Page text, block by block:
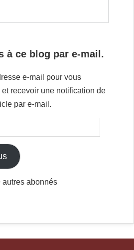
à ce blog par e-mail.
e-mail pour vous
recevoir une notification de
par e-mail.
abonnés